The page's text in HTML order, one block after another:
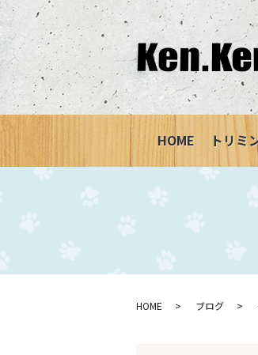
HOME トリミ
HOME ブログ